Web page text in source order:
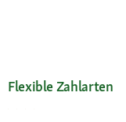
Flexible Zahlarten